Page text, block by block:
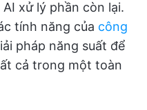
xử lý phần còn lại.
tính năng của công
pháp năng suất để
cả trong một toàn